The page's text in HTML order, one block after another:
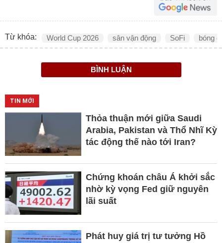
Từ khóa: World Cup 2026 sân vận động SoFi bóng
BÌNH LUẬN
TIN MỚI
Thỏa thuận mới giữa Saudi
Arabia, Pakistan và Thổ Nhĩ Kỳ
tác động thế nào tới Iran?
Chứng khoán châu Á khởi sắc
nhờ kỳ vọng Fed giữ nguyên
lãi suất
Phát huy giá trị tư tưởng Hồ